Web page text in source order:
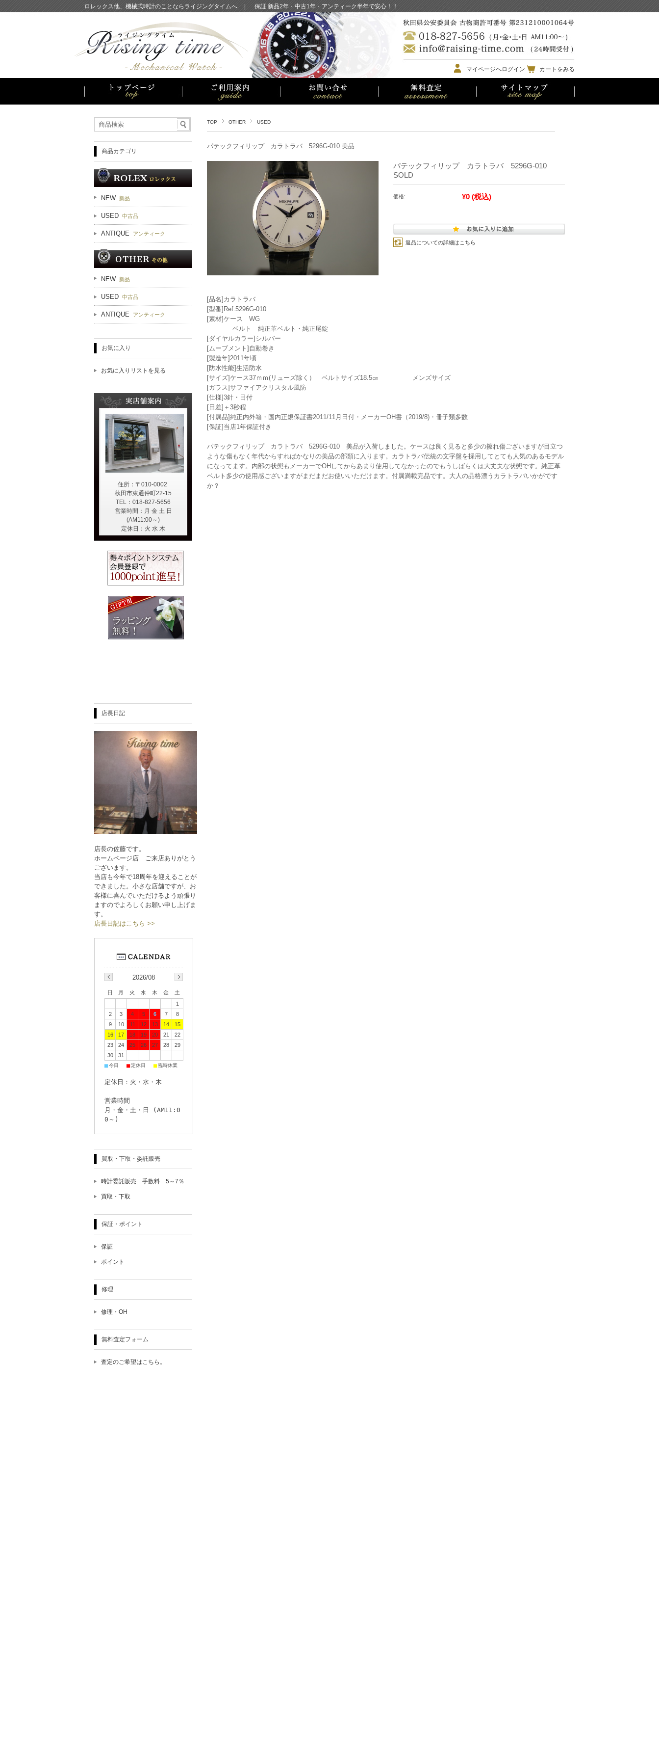
ロレックス他、機械式時計のことならライジングタイムへ 保証 新品2年・中古1年・アンティーク半年で安心！！
マイページへログイン カートをみる
TOP OTHER USED
パテックフィリップ カラトラバ 5296G-010 美品
パテックフィリップ カラトラバ 5296G-010
SOLD
価格: ¥0 (税込)
返品についての詳細はこちら
[品名]カラトラバ
[型番]Ref.5296G-010
[素材]ケース WG
ベルト 純正革ベルト・純正尾錠
[ダイヤルカラー]シルバー
[ムーブメント]自動巻き
[製造年]2011年頃
[防水性能]生活防水
[サイズ]ケース37ｍｍ(リューズ除く） ベルトサイズ18.5㎝ メンズサイズ
[ガラス]サファイアクリスタル風防
[仕様]3針・日付
[日差]＋3秒程
[付属品]純正内外箱・国内正規保証書2011/11月日付・メーカーOH書（2019/8)・冊子類多数
[保証]当店1年保証付き
パテックフィリップ カラトラバ 5296G-010 美品が入荷しました。ケースは良く見ると多少の擦れ傷ございますが目立つ
ような傷もなく年代からすればかなりの美品の部類に入ります。カラトラバ伝統の文字盤を採用してとても人気のあるモデル
になってます。内部の状態もメーカーでOHしてからあまり使用してなかったのでもうしばらくは大丈夫な状態です。純正革
ベルト多少の使用感ございますがまだまだお使いいただけます。付属満載完品です。大人の品格漂うカラトラバいかがです
か？
商品カテゴリ
NEW 新品
USED 中古品
ANTIQUE アンティーク
NEW 新品
USED 中古品
ANTIQUE アンティーク
お気に入り
お気に入りリストを見る
住所：〒010-0002
秋田市東通仲町22-15
TEL：018-827-5656
営業時間：月 金 土 日
(AM11:00～)
定休日：火 水 木
店長日記
店長の佐藤です。
ホームページ店 ご来店ありがとう
ございます。
当店も今年で18周年を迎えることが
できました。小さな店舗ですが、お
客様に喜んでいただけるよう頑張り
ますのでよろしくお願い申し上げま
す。
店長日記はこちら >>
2026/08
日 月 火 水 木 金
土
1
2
3 4 5 6 7
8
9
10 11 12 13 14
15
16
17 18 19 20 21
22
23
24 25 26 27 28
29
30
31
■今日 ■定休日 ■臨時休業
定休日：火・水・木
営業時間
月・金・土・日 (AM11:0
0～)
買取・下取・委託販売
時計委託販売 手数料 5～7％
買取・下取
保証・ポイント
保証
ポイント
修理
修理・OH
無料査定フォーム
査定のご希望はこちら。